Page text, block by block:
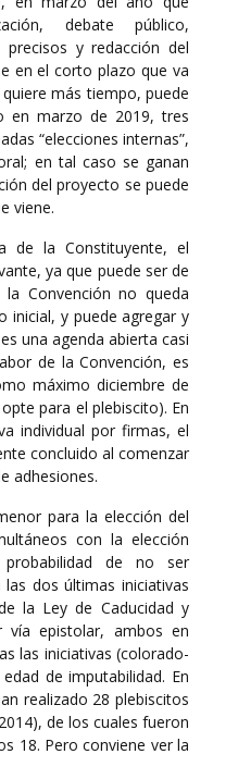
debate público,
y redacción del
en el corto plazo que va
más tiempo, puede
en marzo de 2019, tres
“elecciones internas”,
en tal caso se ganan
del proyecto se puede
viene.
de la Constituyente, el
ya que puede ser de
Convención no queda
inicial, y puede agregar y
una agenda abierta casi
de la Convención, es
máximo diciembre de
para el plebiscito). En
individual por firmas, el
concluido al comenzar
adhesiones.
para la elección del
con la elección
de no ser
dos últimas iniciativas
la Ley de Caducidad y
epistolar, ambos en
las iniciativas (colorado-
de imputabilidad. En
realizado 28 plebiscitos
de los cuales fueron
18. Pero conviene ver la